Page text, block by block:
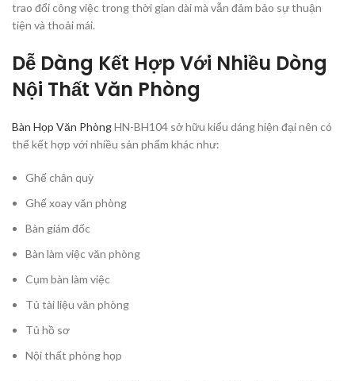
trao đổi công việc trong thời gian dài mà vẫn đảm bảo sự thuận
tiện và thoải mái.
Dễ Dàng Kết Hợp Với Nhiều Dòng
Nội Thất Văn Phòng
Bàn Họp Văn PhòngHN-BH104 sở hữu kiểu dáng hiện đại nên có
thể kết hợp với nhiều sản phẩm khác như:
Ghế chân quỳ
Ghế xoay văn phòng
Bàn giám đốc
Bàn làm việc văn phòng
Cụm bàn làm việc
Tủ tài liệu văn phòng
Tủ hồ sơ
Nội thất phòng họp